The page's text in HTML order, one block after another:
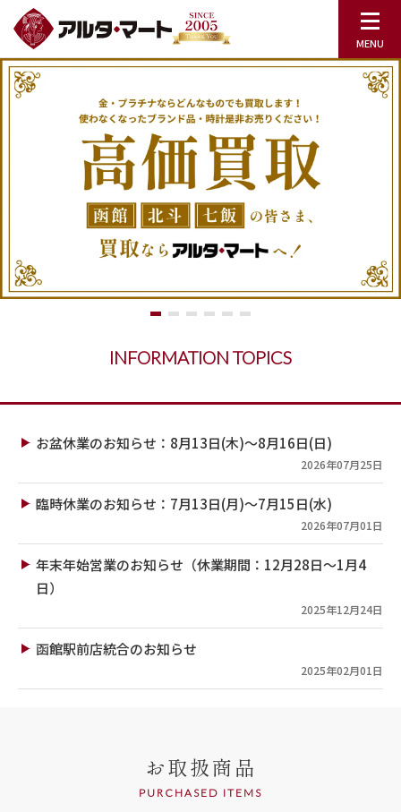
INFORMATION TOPICS
お盆休業のお知らせ：8月13日(木)～8月16日(日)
2026年07月25日
臨時休業のお知らせ：7月13日(月)～7月15日(水)
2026年07月01日
年末年始営業のお知らせ（休業期間：12月28日～1月4
日）
2025年12月24日
函館駅前店統合のお知らせ
2025年02月01日
お取扱商品
PURCHASED ITEMS